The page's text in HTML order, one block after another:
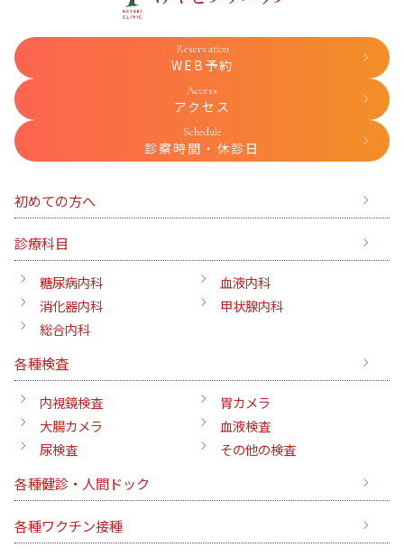
Reservation
WEB予約
Access
アクセス
Schedule
診察時間・休診日
初めての方へ
診療科目
糖尿病内科
血液内科
消化器内科
甲状腺内科
総合内科
各種検査
内視鏡検査
胃カメラ
大腸カメラ
血液検査
尿検査
その他の検査
各種健診・人間ドック
各種ワクチン接種